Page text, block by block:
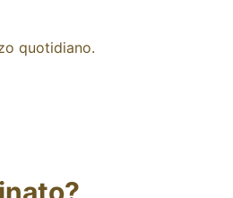
quotidiano.